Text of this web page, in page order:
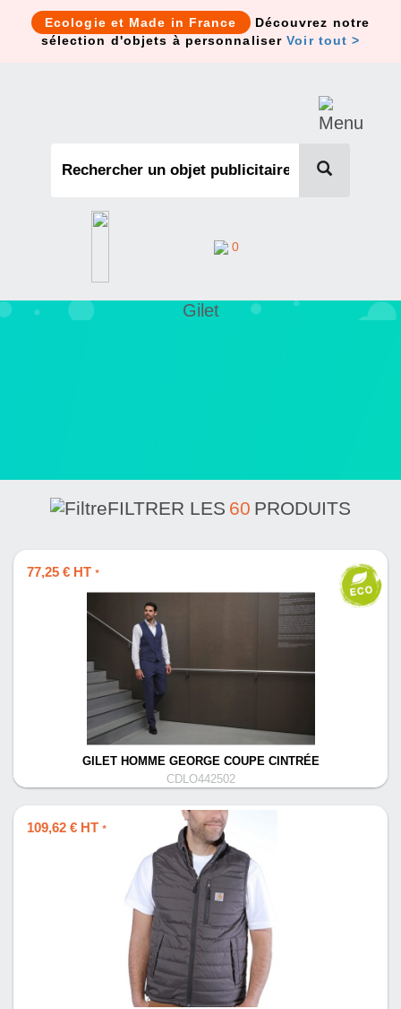
Ecologie et Made in France
Découvrez notre
sélection d'objets à personnaliserVoir tout >
0
Gilet
FILTRER LES 60 PRODUITS
77,25 € HT *
GILET HOMME GEORGE COUPE CINTRÉE
CDLO442502
109,62 € HT *
Cookies management panel